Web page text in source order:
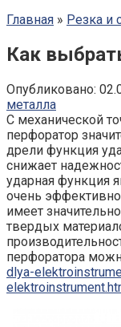
Главная » Резка и
Как
Опубликовано:
металла
С механической
перфоратор
дрели функция
снижает
ударная функция
очень
имеет
твердых
перфоратора
dlya-